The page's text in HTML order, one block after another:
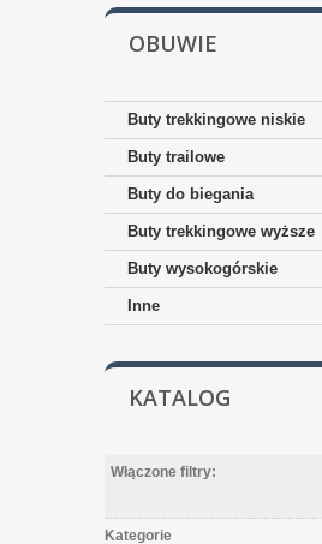
OBUWIE
Buty trekkingowe niskie
Buty trailowe
Buty do biegania
Buty trekkingowe wyższe
Buty wysokogórskie
Inne
KATALOG
Włączone filtry:
Kategorie